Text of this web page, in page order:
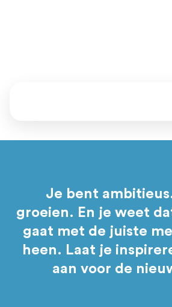
Je bent
groeien. En je weet
gaat met de juiste
heen. Laat je
aan voor de